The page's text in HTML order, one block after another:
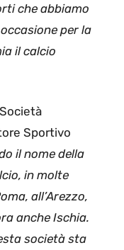
che abbiamo
per la
il calcio
Sportivo
il nome della
in molte
all’Arezzo,
anche Ischia.
società sta